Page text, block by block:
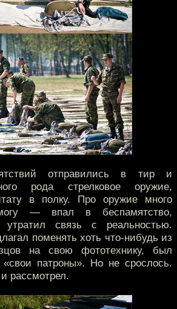
отправились в тир и
рода стрелковое оружие,
в полку. Про оружие много
— впал в беспамятство,
утратил связь с реальностью.
поменять хоть что-нибудь из
на свою фототехнику, был
патроны». Но не срослось.
рассмотрел.